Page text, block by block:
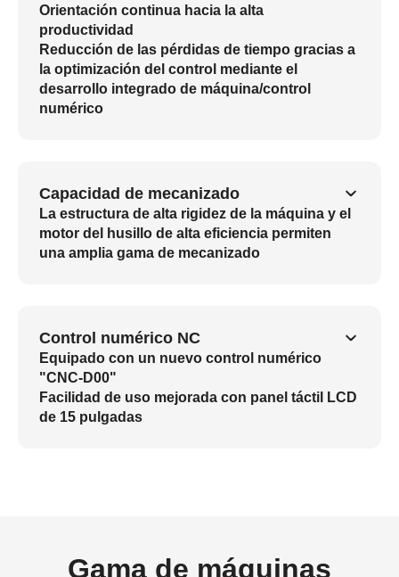
Orientación continua hacia la alta
productividad
Reducción de las pérdidas de tiempo gracias a
la optimización del control mediante el
desarrollo integrado de máquina/control
numérico
Capacidad de mecanizado
La estructura de alta rigidez de la máquina y el
motor del husillo de alta eficiencia permiten
una amplia gama de mecanizado
Control numérico NC
Equipado con un nuevo control numérico
"CNC-D00"
Facilidad de uso mejorada con panel táctil LCD
de 15 pulgadas
Gama de máquinas